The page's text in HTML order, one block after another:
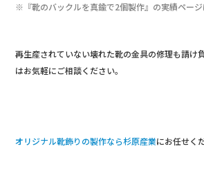
※『靴のバックルを真鍮で2個製作』の実績ページ
再生産されていない壊れた靴の金具の修理も請け
はお気軽にご相談ください。
オリジナル靴飾りの製作なら杉原産業にお任せく